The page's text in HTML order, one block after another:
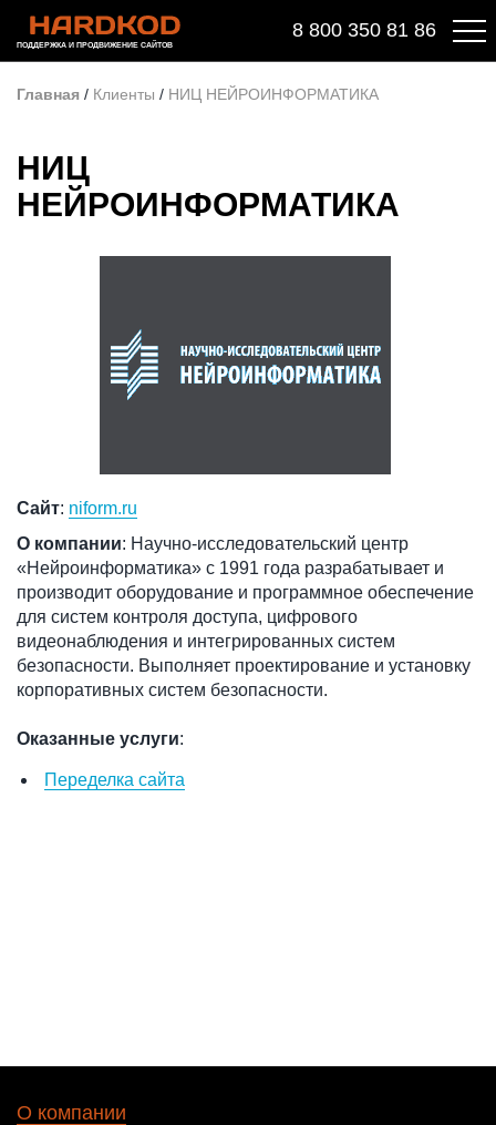
ПОДДЕРЖКА И ПРОДВИЖЕНИЕ САЙТОВ
8 800 350 81 86
Главная / Клиенты / НИЦ НЕЙРОИНФОРМАТИКА
НИЦ
НЕЙРОИНФОРМАТИКА
Сайт: niform.ru
О компании: Научно-исследовательский центр
«Нейроинформатика» с 1991 года разрабатывает и
производит оборудование и программное обеспечение
для систем контроля доступа, цифрового
видеонаблюдения и интегрированных систем
безопасности. Выполняет проектирование и установку
корпоративных систем безопасности.
Оказанные услуги:
Переделка сайта
О компании